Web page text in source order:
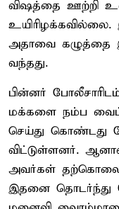
விஷத்தை ஊற்றி
அதாவை கழுத்தை
வந்தது.
பின்னர்
மக்களை நம்ப
செய்து கொண்டது
விட்டுள்ளனர்.
அவர்கள் தற்கொலை
இதனை தொடர்ந்து